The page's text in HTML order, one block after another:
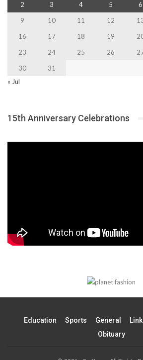
2
3 4 5 6
9
10 11 12
16
17 18 19
23
24 25 26
30
31
« Jul
15th Anniversary Celebrations
Education Sports General
Obituary